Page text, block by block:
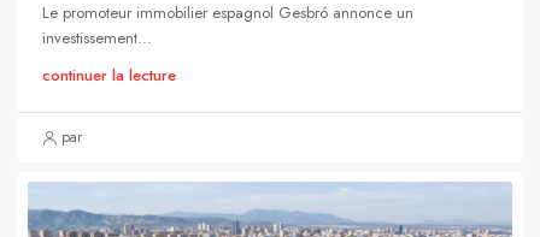
Le promoteur immobilier espagnol Gesbró annonce un
investissement...
continuer la lecture
par